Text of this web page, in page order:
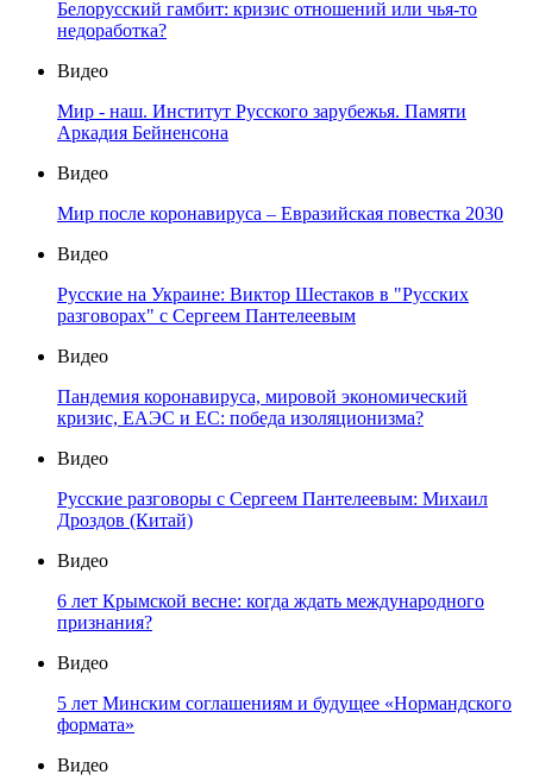
Белорусский гамбит: кризис отношений или чья-то
недоработка?
Видео
Мир - наш. Институт Русского зарубежья. Памяти
Аркадия Бейненсона
Видео
Мир после коронавируса – Евразийская повестка 2030
Видео
Русские на Украине: Виктор Шестаков в "Русских
разговорах" с Сергеем Пантелеевым
Видео
Пандемия коронавируса, мировой экономический
кризис, ЕАЭС и ЕС: победа изоляционизма?
Видео
Русские разговоры с Сергеем Пантелеевым: Михаил
Дроздов (Китай)
Видео
6 лет Крымской весне: когда ждать международного
признания?
Видео
5 лет Минским соглашениям и будущее «Нормандского
формата»
Видео